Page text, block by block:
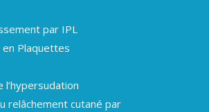
par IPL
en Plaquettes
relâchement cutané par